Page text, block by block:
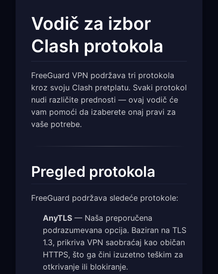
Vodič za izbor
Clash protokola
FreeGuard VPN podržava tri protokola
kroz svoju Clash pretplatu. Svaki protokol
nudi različite prednosti — ovaj vodič će
vam pomoći da izaberete onaj pravi za
vaše potrebe.
Pregled protokola
FreeGuard podržava sledeće protokole:
AnyTLS — Naša preporučena
podrazumevana opcija. Baziran na TLS
1.3, prikriva VPN saobraćaj kao običan
HTTPS, što ga čini izuzetno teškim za
otkrivanje ili blokiranje.